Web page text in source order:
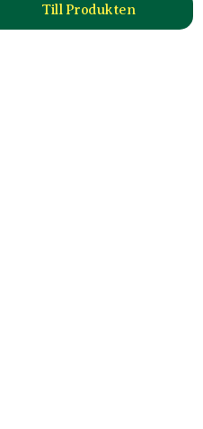
Till Produkten
till Hasselfors